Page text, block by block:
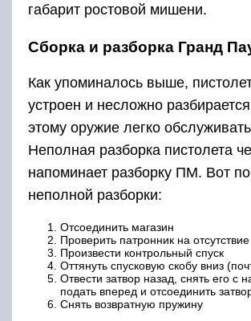
габарит ростовой мишени.
Сборка и разборка Гранд
Как упоминалось выше,
устроен и несложно
этому оружие легко
Неполная разборка пистолета
напоминает разборку ПМ. Вот
неполной разборки:
Отсоединить магазин
Проверить патронник на
Произвести контрольный спуск
Оттянуть спусковую скобу вниз
Отвести затвор назад, снять его с
подать вперед и отсоединить
Снять возвратную пружину